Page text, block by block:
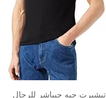
فرويو تي شيرت بولو للرجال
للرطوبة، قميص جولف